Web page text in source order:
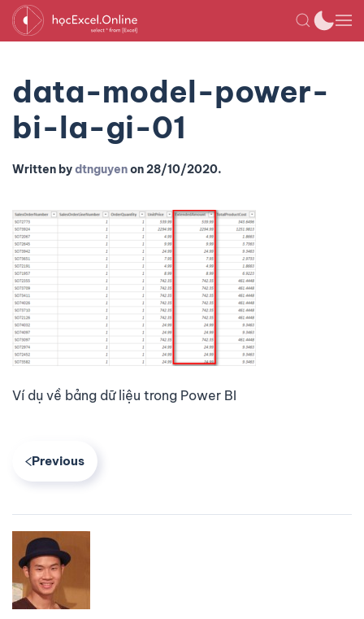
data-model-power-
bi-la-gi-01
Written bydtnguyenon28/10/2020.
Ví dụ về bảng dữ liệu trong Power BI
Previous